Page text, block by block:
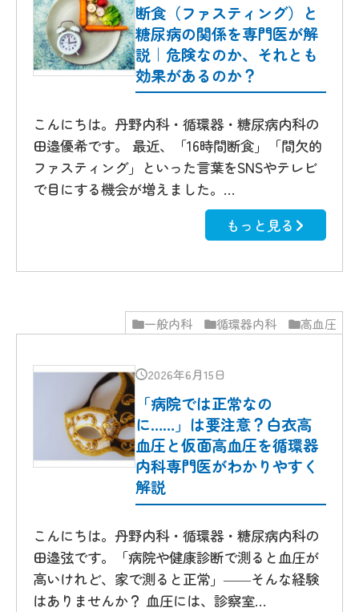
断食（ファスティング）と
糖尿病の関係を専門医が解
説｜危険なのか、それとも
効果があるのか？
こんにちは。丹野内科・循環器・糖尿病内科の
田邉優希です。 最近、「16時間断食」「間欠的
ファスティング」といった言葉をSNSやテレビ
で目にする機会が増えました。…
もっと見る
一般内科 循環器内科 高血圧
2026年6月15日
「病院では正常なの
に……」は要注意？白衣高
血圧と仮面高血圧を循環器
内科専門医がわかりやすく
解説
こんにちは。丹野内科・循環器・糖尿病内科の
田邉弦です。「病院や健康診断で測ると血圧が
高いけれど、家で測ると正常」――そんな経験
はありませんか？ 血圧には、診察室…